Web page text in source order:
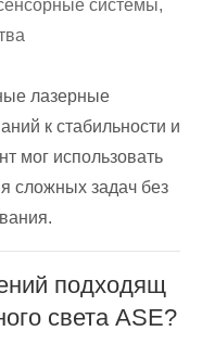
системы,
лазерные
к стабильности и
мог использовать
сложных задач без
подходящ
света ASE?